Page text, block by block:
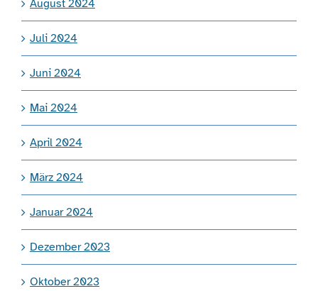
August 2024
Juli 2024
Juni 2024
Mai 2024
April 2024
März 2024
Januar 2024
Dezember 2023
Oktober 2023